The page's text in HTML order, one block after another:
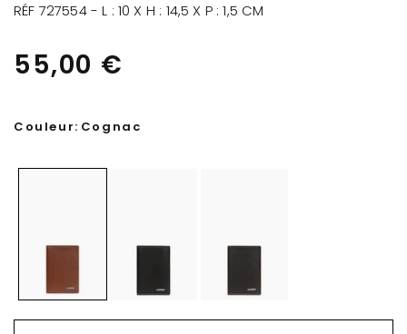
RÉF 727554 - L : 10 X H : 14,5 X P : 1,5 CM
55,00 €
Couleur: Cognac